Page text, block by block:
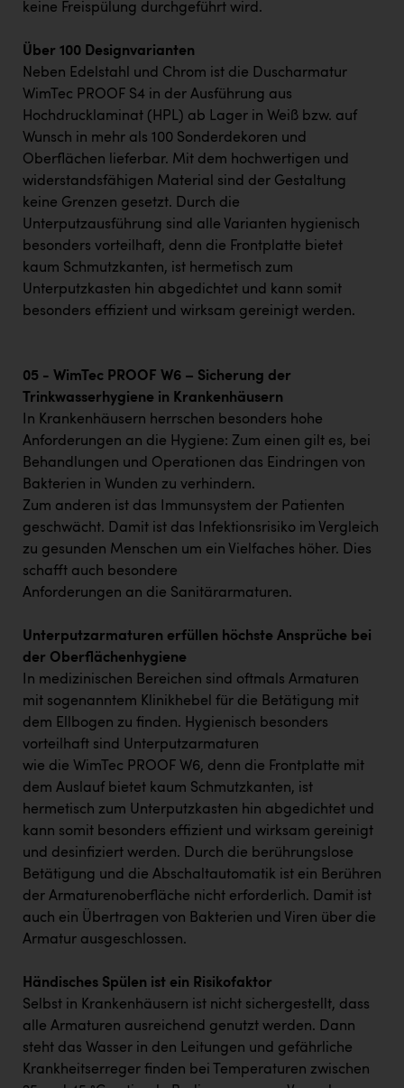
keine Freispülung durchgeführt wird.
Über 100 Designvarianten
Neben Edelstahl und Chrom ist die Duscharmatur
WimTec PROOF S4 in der Ausführung aus
Hochdrucklaminat (HPL) ab Lager in Weiß bzw. auf
Wunsch in mehr als 100 Sonderdekoren und
Oberflächen lieferbar. Mit dem hochwertigen und
widerstandsfähigen Material sind der Gestaltung
keine Grenzen gesetzt. Durch die
Unterputzausführung sind alle Varianten hygienisch
besonders vorteilhaft, denn die Frontplatte bietet
kaum Schmutzkanten, ist hermetisch zum
Unterputzkasten hin abgedichtet und kann somit
besonders effizient und wirksam gereinigt werden.
05 - WimTec PROOF W6 – Sicherung der
Trinkwasserhygiene in Krankenhäusern
In Krankenhäusern herrschen besonders hohe
Anforderungen an die Hygiene: Zum einen gilt es, bei
Behandlungen und Operationen das Eindringen von
Bakterien in Wunden zu verhindern.
Zum anderen ist das Immunsystem der Patienten
geschwächt. Damit ist das Infektionsrisiko im Vergleich
zu gesunden Menschen um ein Vielfaches höher. Dies
schafft auch besondere
Anforderungen an die Sanitärarmaturen.
Unterputzarmaturen erfüllen höchste Ansprüche bei
der Oberflächenhygiene
In medizinischen Bereichen sind oftmals Armaturen
mit sogenanntem Klinikhebel für die Betätigung mit
dem Ellbogen zu finden. Hygienisch besonders
vorteilhaft sind Unterputzarmaturen
wie die WimTec PROOF W6, denn die Frontplatte mit
dem Auslauf bietet kaum Schmutzkanten, ist
hermetisch zum Unterputzkasten hin abgedichtet und
kann somit besonders effizient und wirksam gereinigt
und desinfiziert werden. Durch die berührungslose
Betätigung und die Abschaltautomatik ist ein Berühren
der Armaturenoberfläche nicht erforderlich. Damit ist
auch ein Übertragen von Bakterien und Viren über die
Armatur ausgeschlossen.
Händisches Spülen ist ein Risikofaktor
Selbst in Krankenhäusern ist nicht sichergestellt, dass
alle Armaturen ausreichend genutzt werden. Dann
steht das Wasser in den Leitungen und gefährliche
Krankheitserreger finden bei Temperaturen zwischen